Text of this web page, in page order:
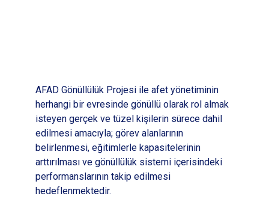
AFAD Gönüllülük Projesi ile afet yönetiminin
herhangi bir evresinde gönüllü olarak rol almak
isteyen gerçek ve tüzel kişilerin sürece dahil
edilmesi amacıyla; görev alanlarının
belirlenmesi, eğitimlerle kapasitelerinin
arttırılması ve gönüllülük sistemi içerisindeki
performanslarının takip edilmesi
hedeflenmektedir.